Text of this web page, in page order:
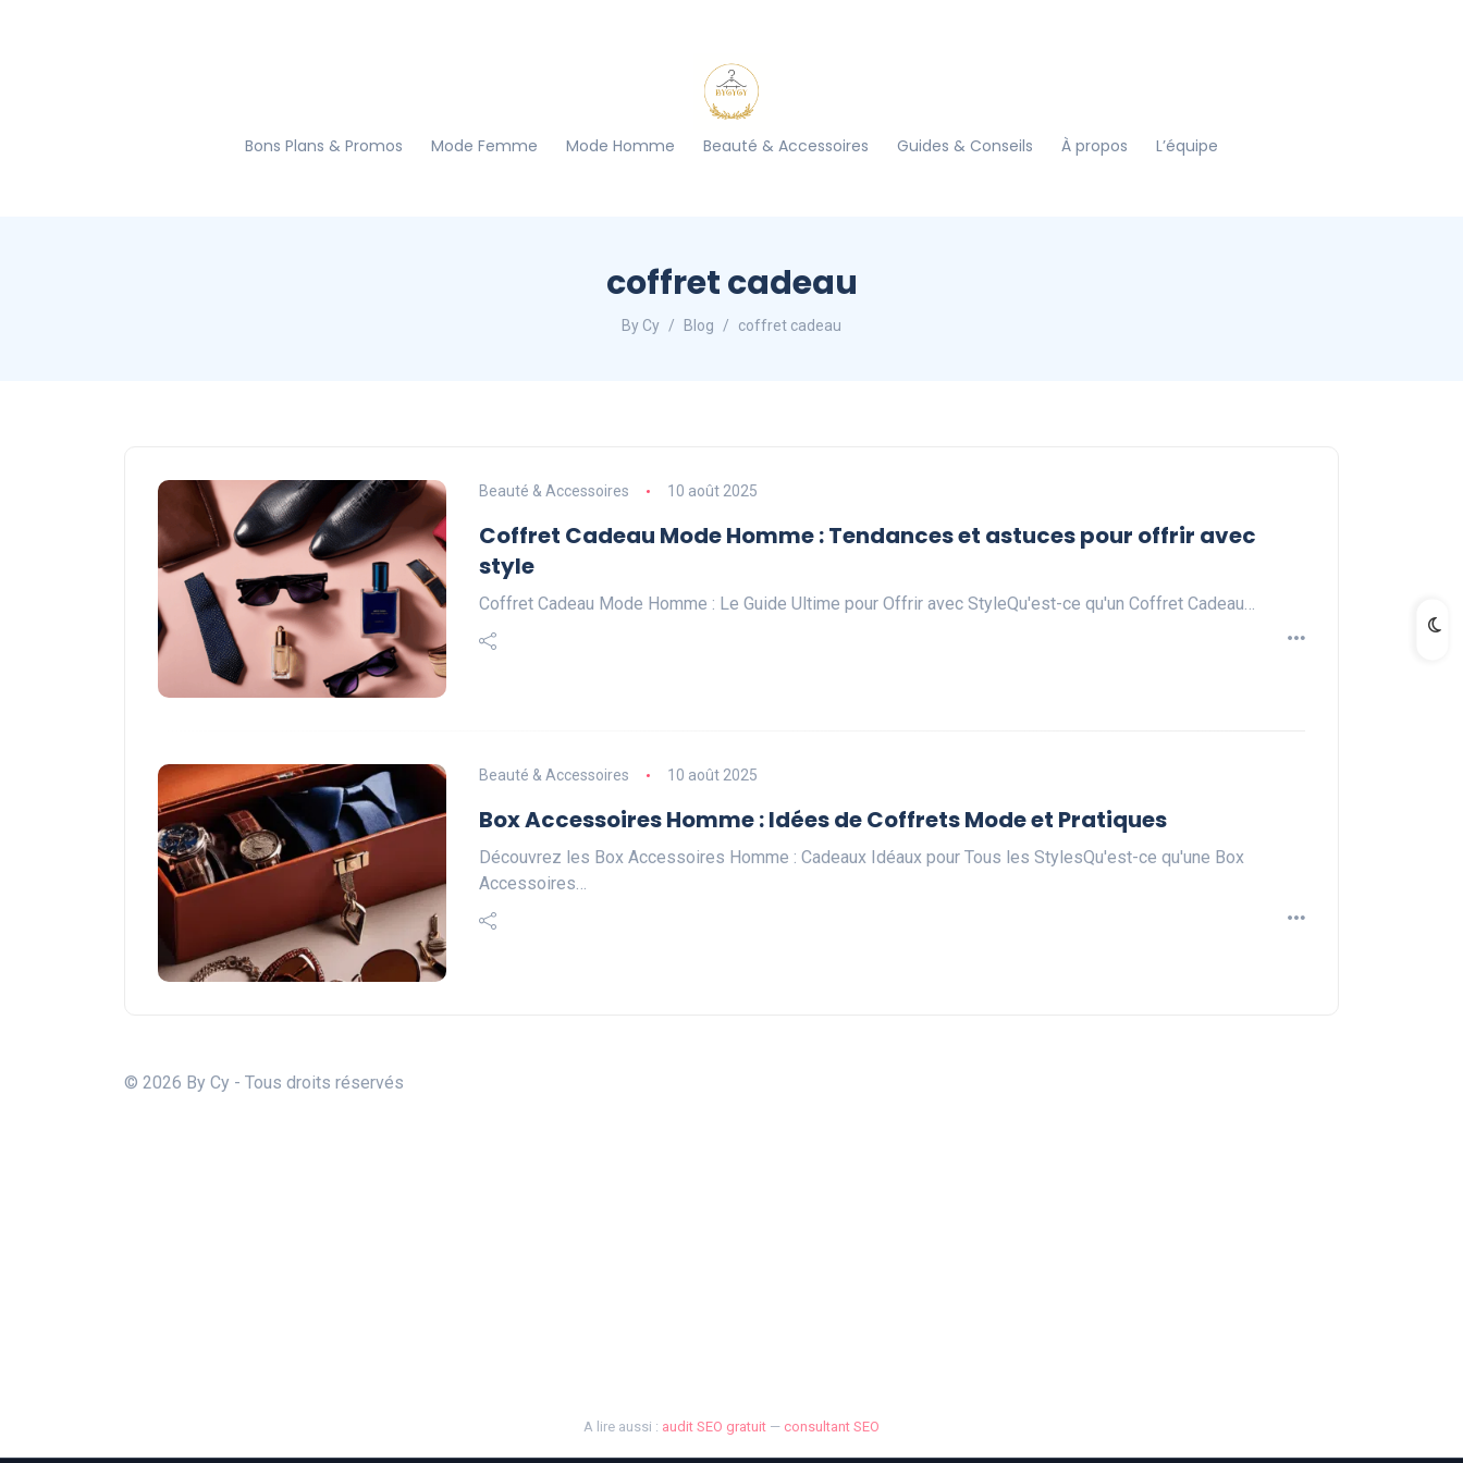
Bons Plans & Promos Mode Femme Mode Homme Beauté & Accessoires Guides & Conseils À propos L’équipe
coffret cadeau
By Cy Blog coffret cadeau
Beauté & Accessoires 10 août 2025
Coffret Cadeau Mode Homme : Tendances et astuces pour offrir avec
style
Coffret Cadeau Mode Homme : Le Guide Ultime pour Offrir avec StyleQu'est-ce qu'un Coffret Cadeau…
Beauté & Accessoires 10 août 2025
Box Accessoires Homme : Idées de Coffrets Mode et Pratiques
Découvrez les Box Accessoires Homme : Cadeaux Idéaux pour Tous les StylesQu'est-ce qu'une Box
Accessoires…
© 2026 By Cy - Tous droits réservés
A lire aussi : audit SEO gratuit — consultant SEO